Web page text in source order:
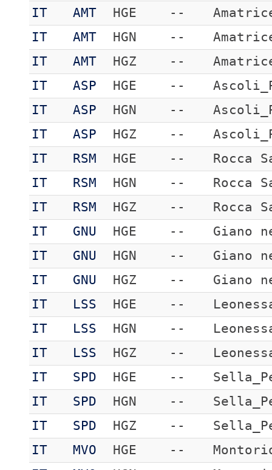
IT
AMT HGE --
IT
AMT HGN --
IT
AMT HGZ --
IT
ASP HGE --
IT
ASP HGN --
IT
ASP HGZ --
IT
RSM HGE --
Rocca
IT
RSM HGN --
Rocca
IT
RSM HGZ --
Rocca
IT
GNU HGE --
Giano
IT
GNU HGN --
Giano
IT
GNU HGZ --
Giano
IT
LSS HGE --
IT
LSS HGN --
IT
LSS HGZ --
IT
SPD HGE --
IT
SPD HGN --
IT
SPD HGZ --
IT
MVO HGE --